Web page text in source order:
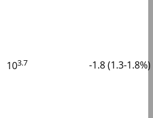
103.7 -1.8 (1.3-1.8%)